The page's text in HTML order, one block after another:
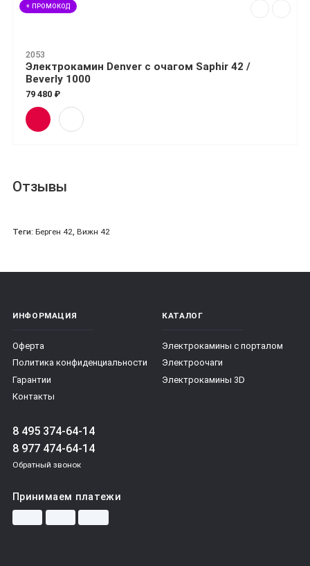
+ ПРОМОКОД
2053
Электрокамин Denver с очагом Saphir 42 /
Beverly 1000
79 480 ₽
Отзывы
Теги: Берген 42, Вижн 42
ИНФОРМАЦИЯ
Оферта
Политика конфиденциальности
Гарантии
Контакты
КАТАЛОГ
Электрокамины с порталом
Электроочаги
Электрокамины 3D
8 495 374-64-14
8 977 474-64-14
Обратный звонок
Принимаем платежи